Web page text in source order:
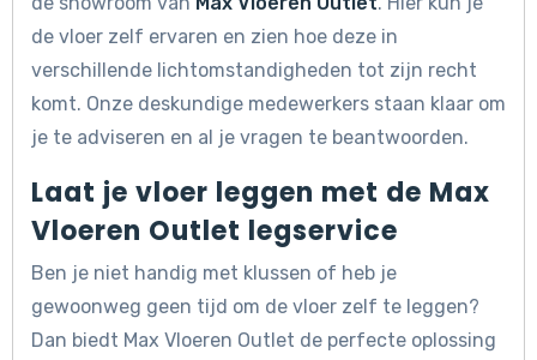
de vloer zelf ervaren en zien hoe deze in
verschillende lichtomstandigheden tot zijn recht
komt. Onze deskundige medewerkers staan klaar om
je te adviseren en al je vragen te beantwoorden.
Laat je vloer leggen met de Max
Vloeren Outlet legservice
Ben je niet handig met klussen of heb je
gewoonweg geen tijd om de vloer zelf te leggen?
Dan biedt Max Vloeren Outlet de perfecte oplossing